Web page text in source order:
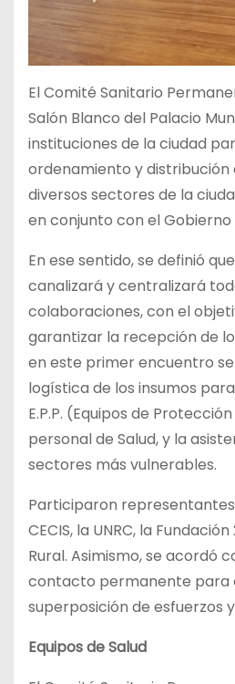
El Comité Sanitario
Salón Blanco del Palacio
instituciones de la ciudad
ordenamiento y distribución
diversos sectores de la
en conjunto con el Gobierno
En ese sentido, se definió
canalizará y centralizará
colaboraciones, con el
garantizar la recepción de
en este primer encuentro
logística de los insumos
E.P.P. (Equipos de
personal de Salud, y la
sectores más vulnerables.
Participaron
CECIS, la UNRC, la
Rural. Asimismo, se acordó
contacto permanente para
superposición de esfuerzos
Equipos de Salud